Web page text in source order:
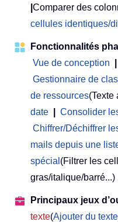
Comparer des
cellules identiques/
Fonctionnalités
Vue de conception
Gestionnaire de
de ressources(Texte
date
Consolider
Chiffrer/Déchiffrer
mails depuis une
spécial (Filtrer les
gras/italique/barré...)
Principaux jeux
texte(Ajouter du texte